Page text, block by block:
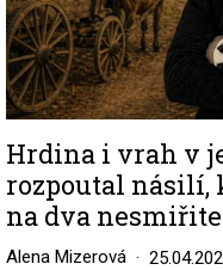
Hrdina i vrah v
rozpoutal
na dva
Alena Mizerová